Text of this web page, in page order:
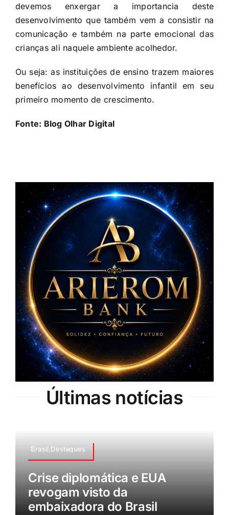
devemos enxergar a importancia deste
desenvolvimento que também vem a consistir na
comunicação e também na parte emocional das
crianças ali naquele ambiente acolhedor.
Ou seja: as instituições de ensino trazem maiores
benefícios ao desenvolvimento infantil em seu
primeiro momento de crescimento.
Fonte: Blog Olhar Digital
Últimas notícias
Brasil,Destaques
Crise diplomática e EUA
revogam visto da
embaixadora do Brasil